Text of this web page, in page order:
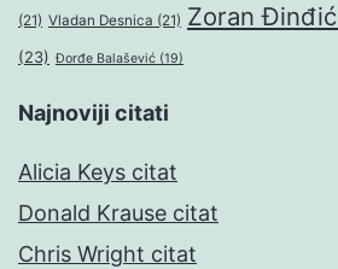
(21) Vladan Desnica (21) Zoran Đinđić
(23) Đorđe Balašević (19)
Najnoviji citati
Alicia Keys citat
Donald Krause citat
Chris Wright citat